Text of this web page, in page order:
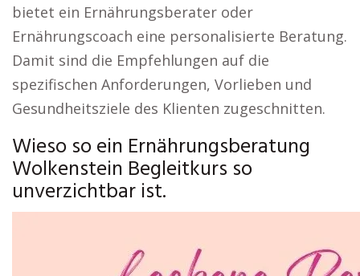
bietet ein Ernährungsberater oder
Ernährungscoach eine personalisierte Beratung.
Damit sind die Empfehlungen auf die
spezifischen Anforderungen, Vorlieben und
Gesundheitsziele des Klienten zugeschnitten.
Wieso so ein Ernährungsberatung
Wolkenstein Begleitkurs so
unverzichtbar ist.